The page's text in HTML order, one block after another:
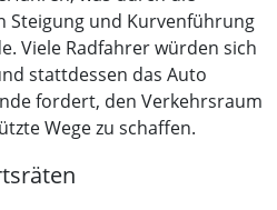
Steigung und Kurvenführung
Viele Radfahrer würden sich
stattdessen das Auto
fordert, den Verkehrsraum
Wege zu schaffen.